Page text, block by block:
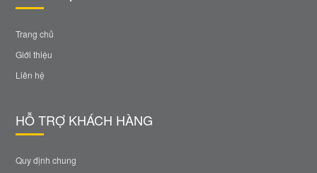
Trang chủ
Giới thiệu
Liên hệ
HỖ TRỢ KHÁCH HÀNG
Quy định chung